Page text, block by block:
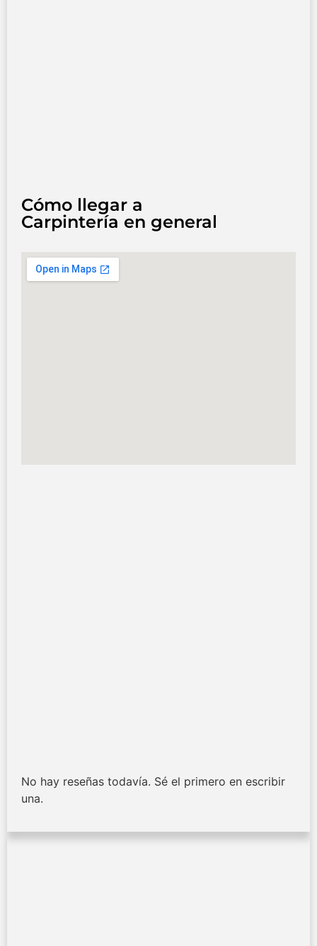
Cómo llegar a
Carpintería en general
No hay reseñas todavía. Sé el primero en escribir
una.